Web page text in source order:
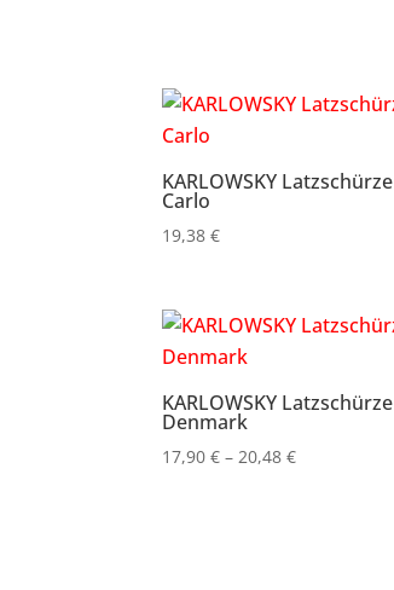
KARLOWSKY Latzschürze
Carlo
19,38€
KARLOWSKY Latzschürze
Denmark
17,90€ –20,48€Preisspanne: